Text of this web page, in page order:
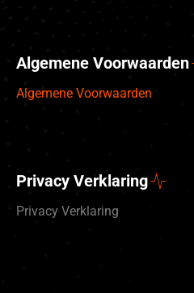
Algemene Voorwaarden
Algemene Voorwaarden
Privacy Verklaring
Privacy Verklaring